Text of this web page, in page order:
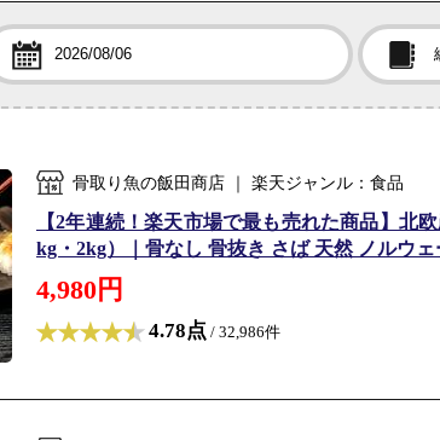
骨取り魚の飯田商店 ｜ 楽天ジャンル：食品
【2年連続！楽天市場で最も売れた商品】北
kg・2kg）｜骨なし 骨抜き さば 天然 ノルウ
4,980円
4.78点 / 32,986件